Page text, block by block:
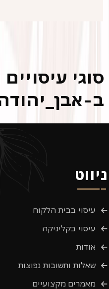
סוגי
ב-
ניווט
עיסוי בבית הלקוח
עיסוי בקליניקה
אודות
שאלות ותשובות נפוצות
מאמרים מקצועיים